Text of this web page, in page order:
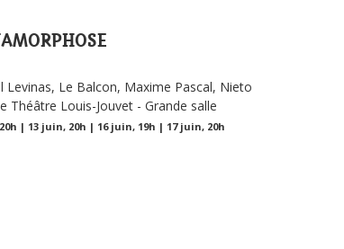
Levinas, Le Balcon, Maxime Pascal, Nieto
Théâtre Louis-Jouvet - Grande salle
| 13 juin, 20h | 16 juin, 19h | 17 juin, 20h